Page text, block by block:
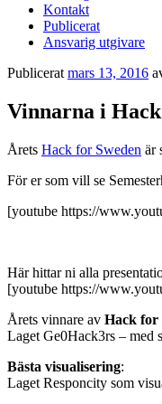
Kontakt
Publicerat
Ansvarig utgivare
Publicerat mars 13, 2016
Vinnarna i
Årets Hack for Sweden är
För er som vill se
[youtube https://
Här hittar ni alla
[youtube https://
Årets vinnare av Hack for
Laget Ge0Hack3rs – med
Bästa visualisering:
Laget Responcity som